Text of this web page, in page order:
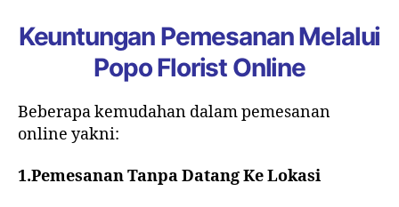
Keuntungan Pemesanan Melalui
Popo Florist Online
Beberapa kemudahan dalam pemesanan
online yakni:
1.Pemesanan Tanpa Datang Ke Lokasi